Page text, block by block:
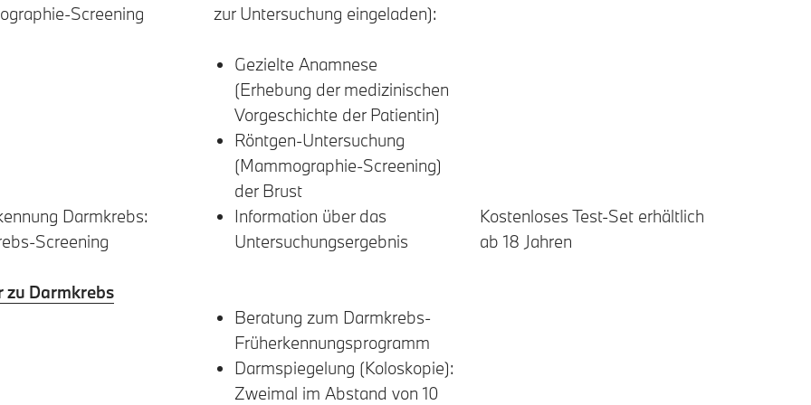
Screening
Darmkrebs:
Screening
zu Darmkrebs
zur Untersuchung eingeladen):
Gezielte Anamnese
(Erhebung der medizinischen
Vorgeschichte der Patientin)
Röntgen-Untersuchung
(Mammographie-Screening)
der Brust
Information über das
Untersuchungsergebnis
Beratung zum Darmkrebs-
Früherkennungsprogramm
Darmspiegelung (Koloskopie):
Zweimal im Abstand von 10
Kostenloses Test-Set erhältlich
ab 18 Jahren